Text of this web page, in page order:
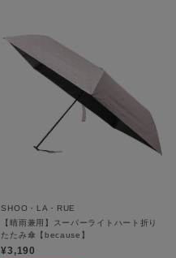
SHOO・LA・RUE
【晴雨兼用】スーパーライトハート折り
たたみ傘【because】
¥3,190